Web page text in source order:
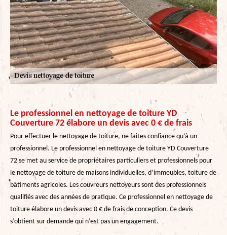
Le professionnel en nettoyage de toiture YD
Couverture 72 élabore un devis avec 0 € de frais
Pour effectuer le nettoyage de toiture, ne faites confiance qu’à un
professionnel. Le professionnel en nettoyage de toiture YD Couverture
72 se met au service de propriétaires particuliers et professionnels pour
le nettoyage de toiture de maisons individuelles, d’immeubles, toiture de
bâtiments agricoles. Les couvreurs nettoyeurs sont des professionnels
qualifiés avec des années de pratique. Ce professionnel en nettoyage de
toiture élabore un devis avec 0 € de frais de conception. Ce devis
s’obtient sur demande qui n’est pas un engagement.